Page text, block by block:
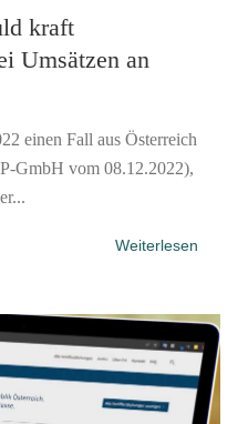
kraft
Umsätzen an
einen Fall aus Österreich
GmbH vom 08.12.2022),
Weiterlesen